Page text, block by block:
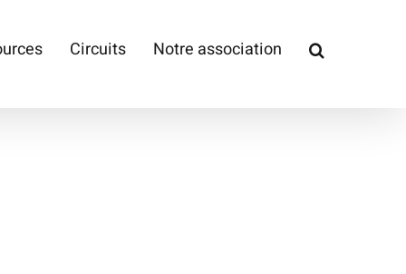
Circuits Notre association